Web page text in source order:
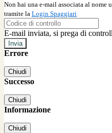
Non hai una e-mail associata al nome
tramite la Login Spaggiari
E-mail inviata, si prega di
Errore
Chiudi
Successo
Chiudi
Informazione
Chiudi